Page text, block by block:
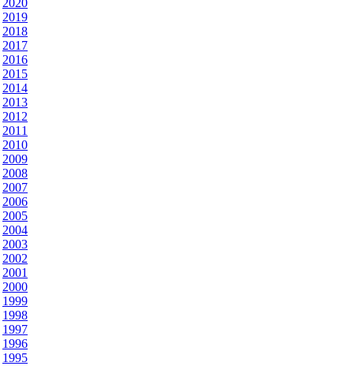
2020
2019
2018
2017
2016
2015
2014
2013
2012
2011
2010
2009
2008
2007
2006
2005
2004
2003
2002
2001
2000
1999
1998
1997
1996
1995